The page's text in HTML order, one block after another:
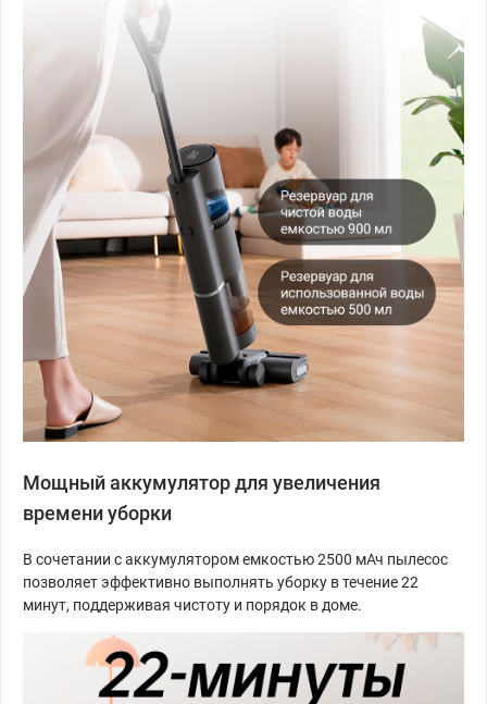
Мощный аккумулятор для увеличения
времени уборки
В сочетании с аккумулятором емкостью 2500 мАч пылесос
позволяет эффективно выполнять уборку в течение 22
минут, поддерживая чистоту и порядок в доме.